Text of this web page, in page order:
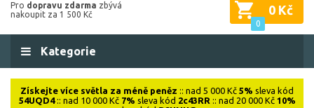
Pro dopravu zdarma zbývá
nakoupit za 1 500 Kč
0
0 Kč
Kategorie
Získejte více světla za méně peněz :: nad 5 000 Kč 5% sleva kód
54UQD4:: nad 10 000 Kč 7% sleva kód 2c43RR :: nad 20 000 Kč 10%